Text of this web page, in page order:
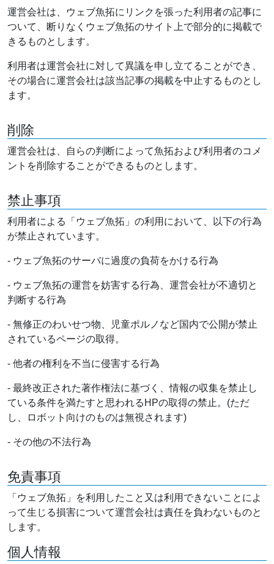
運営会社は、ウェブ魚拓にリンクを張った利用者の記事に
ついて、断りなくウェブ魚拓のサイト上で部分的に掲載で
きるものとします。
利用者は運営会社に対して異議を申し立てることができ、
その場合に運営会社は該当記事の掲載を中止するものとし
ます。
削除
運営会社は、自らの判断によって魚拓および利用者のコメ
ントを削除することができるものとします。
禁止事項
利用者による「ウェブ魚拓」の利用において、以下の行為
が禁止されています。
- ウェブ魚拓のサーバに過度の負荷をかける行為
- ウェブ魚拓の運営を妨害する行為、運営会社が不適切と
判断する行為
- 無修正のわいせつ物、児童ポルノなど国内で公開が禁止
されているページの取得。
- 他者の権利を不当に侵害する行為
- 最終改正された著作権法に基づく、情報の収集を禁止し
ている条件を満たすと思われるHPの取得の禁止。(ただ
し、ロボット向けのものは無視されます)
- その他の不法行為
免責事項
「ウェブ魚拓」を利用したこと又は利用できないことによ
って生じる損害について運営会社は責任を負わないものと
します。
個人情報